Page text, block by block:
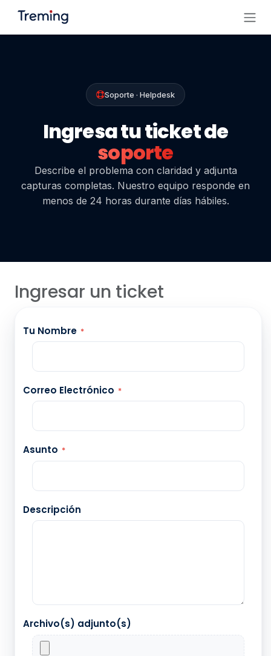
Ir al contenido
Soporte · Helpdesk
Ingresa tu ticket de
soporte
Describe el problema con claridad y adjunta
capturas completas. Nuestro equipo responde en
menos de 24 horas durante días hábiles.
Ingresar un ticket
Tu Nombre *
Correo Electrónico *
Asunto *
Descripción
Archivo(s) adjunto(s)